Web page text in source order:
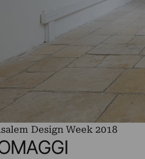
Design Week 2018